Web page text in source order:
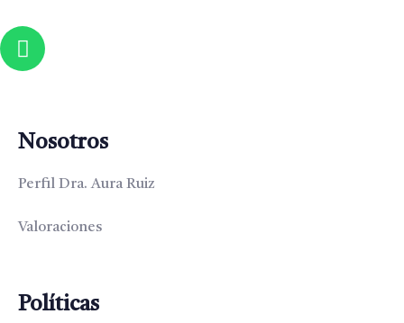
Nosotros
Perfil Dra. Aura Ruiz
Valoraciones
Políticas